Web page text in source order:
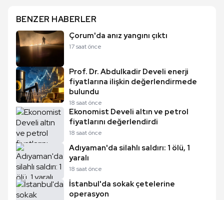
BENZER HABERLER
Çorum'da anız yangını çıktı
17 saat önce
Prof. Dr. Abdulkadir Develi enerji
fiyatlarına ilişkin değerlendirmede
bulundu
18 saat önce
Ekonomist Develi altın ve petrol
fiyatlarını değerlendirdi
18 saat önce
Adıyaman'da silahlı saldırı: 1 ölü, 1
yaralı
18 saat önce
İstanbul'da sokak çetelerine
operasyon